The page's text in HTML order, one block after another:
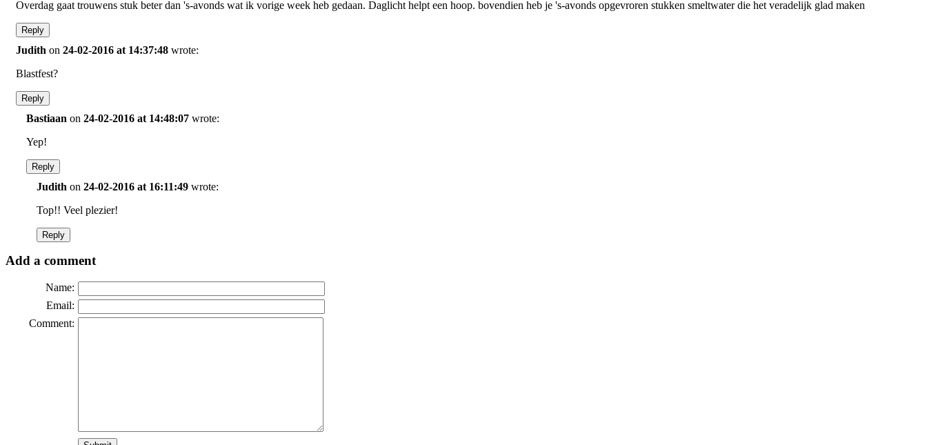
Overdag gaat trouwens stuk beter dan 's-avonds wat ik vorige week heb gedaan. Daglicht helpt een hoop. bovendien heb je 's-avonds opgevroren stukken smeltwater die het veradelijk glad maken
Reply
Judith on 24-02-2016 at 14:37:48 wrote:
Blastfest?
Reply
Bastiaan on 24-02-2016 at 14:48:07 wrote:
Yep!
Reply
Judith on 24-02-2016 at 16:11:49 wrote:
Top!! Veel plezier!
Reply
Add a comment
Name:
Email:
Comment: